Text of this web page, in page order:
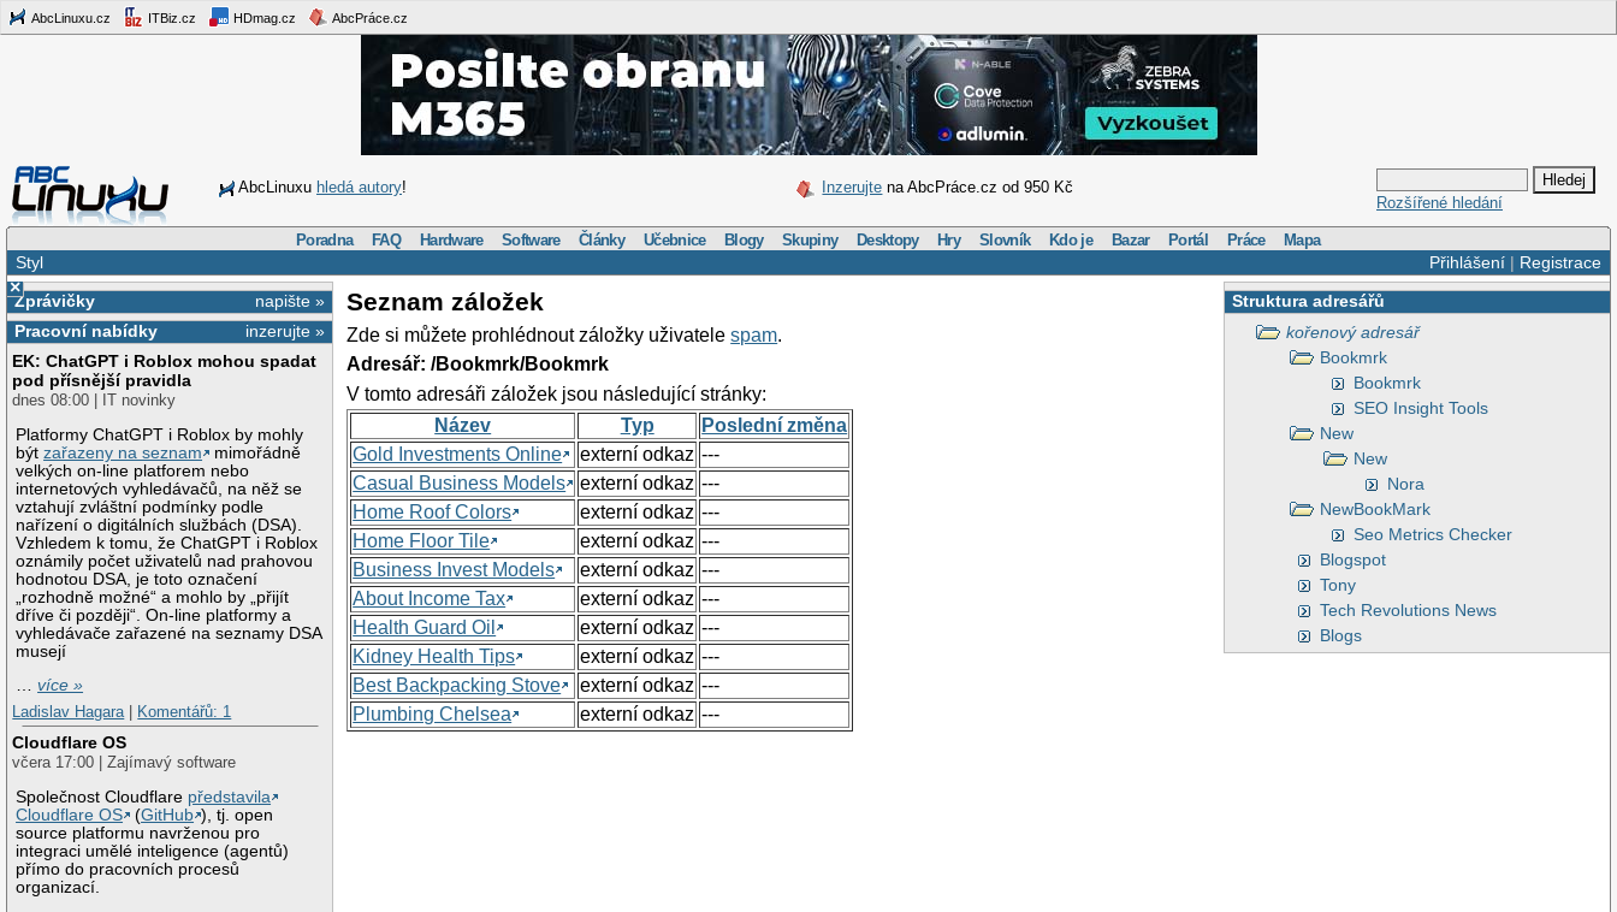
AbcLinuxu.cz ITBiz.cz HDmag.cz AbcPráce.cz
AbcLinuxu hledá autory! Inzerujte na AbcPráce.cz od 950 Kč
Rozšířené hledání
Poradna FAQ Hardware Software Články Učebnice Blogy Skupiny Desktopy Hry Slovník Kdo je Bazar Portál Práce Mapa
Přihlášení| Registrace
Styl
×
napište »
Zprávičky
inzerujte »
Pracovní nabídky
EK: ChatGPT i Roblox mohou spadat
pod přísnější pravidla
dnes 08:00 | IT novinky
Platformy ChatGPT i Roblox by mohly
býtzařazeny na seznam
mimořádně
velkých on-line platforem nebo
internetových vyhledávačů, na něž se
vztahují zvláštní podmínky podle
nařízení o digitálních službách (DSA).
Vzhledem k tomu, že ChatGPT i Roblox
oznámily počet uživatelů nad prahovou
hodnotou DSA, je toto označení
„rozhodně možné“ a mohlo by „přijít
dříve či později“. On-line platformy a
vyhledávače zařazené na seznamy DSA
musejí
…více »
Ladislav Hagara
Komentářů: 1
Cloudflare OS
včera 17:00 | Zajímavý software
Společnost Cloudflare představila
Cloudflare OS
(GitHub ), tj. open
source platformu navrženou pro
integraci umělé inteligence (agentů)
přímo do pracovních procesů
organizací.
Struktura adresářů
kořenový adresář
Bookmrk
Bookmrk
SEO Insight Tools
New
New
Nora
NewBookMark
Seo Metrics Checker
Blogspot
Tony
Tech Revolutions News
Blogs
Seznam záložek
Zde si můžete prohlédnout záložky uživatelespam.
Adresář: /Bookmrk/Bookmrk
V tomto adresáři záložek jsou následující stránky:
Název
Typ
Poslední změna
Gold Investments Online
externí odkaz ---
Casual Business Models
externí odkaz ---
Home Roof Colors
externí odkaz ---
Home Floor Tile
externí odkaz ---
Business Invest Models
externí odkaz ---
About Income Tax
externí odkaz ---
Health Guard Oil
externí odkaz ---
Kidney Health Tips
externí odkaz ---
Best Backpacking Stove
externí odkaz ---
Plumbing Chelsea
externí odkaz ---